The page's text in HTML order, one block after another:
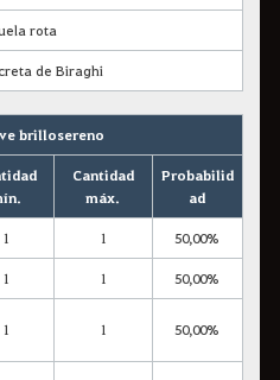
rota
de Biraghi
brillosereno
Cantidad
máx.
Probabilid
ad
1 1 50,00%
1 1 50,00%
1 1 50,00%